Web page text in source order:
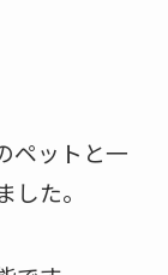
ペットと一
た。